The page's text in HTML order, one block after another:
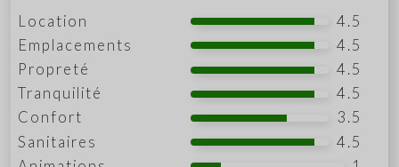
Location
4.5
Emplacements
4.5
Propreté
4.5
Tranquilité
4.5
Confort
3.5
Sanitaires
4.5